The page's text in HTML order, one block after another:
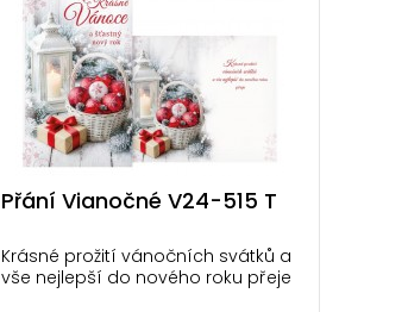
Přání Vianočné V24-515 T
Krásné prožití vánočních svátků a
vše nejlepší do nového roku přeje